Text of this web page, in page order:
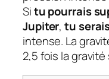
Situ pourrais
Jupiter,tu
intense. La
2,5 fois la gravité